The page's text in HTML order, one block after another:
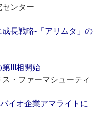
ンター
長戦略‐「アリムタ」の
III相開始
・ファーマシューティ
イオ企業アマライトに